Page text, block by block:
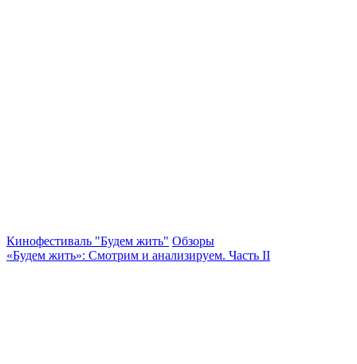
Кинофестиваль "Будем жить" Обзоры
«Будем жить»: Смотрим и анализируем. Часть II